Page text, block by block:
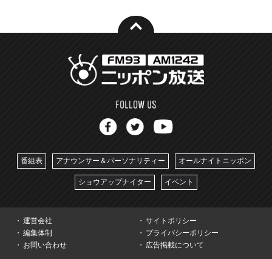
番組表 アナウンサー＆パーソナリティー オールナイトニッポン
ショウアップナイター イベント
運営会社
サイトポリシー
編集体制
プライバシーポリシー
お問い合わせ
広告掲載について